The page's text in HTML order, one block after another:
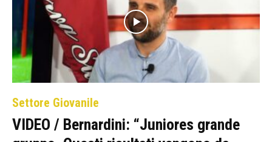
Settore Giovanile
VIDEO / Bernardini: “Juniores grande